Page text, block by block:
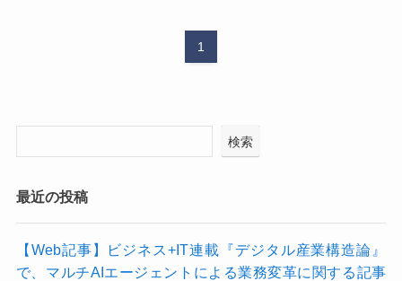
1
検索
最近の投稿
【Web記事】ビジネス+IT連載『デジタル産業構造論』
で、マルチAIエージェントによる業務変革に関する記事